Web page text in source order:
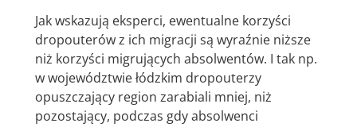
Jak wskazują eksperci, ewentualne korzyści
dropouterów z ich migracji są wyraźnie niższe
niż korzyści migrujących absolwentów. I tak np.
w województwie łódzkim dropouterzy
opuszczający region zarabiali mniej, niż
pozostający, podczas gdy absolwenci